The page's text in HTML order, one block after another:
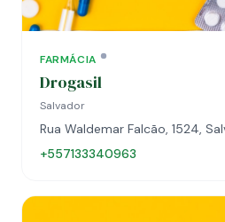
FARMÁCIA
Drogasil
Salvador
Rua Waldemar Falcão, 1524,
+557133340963